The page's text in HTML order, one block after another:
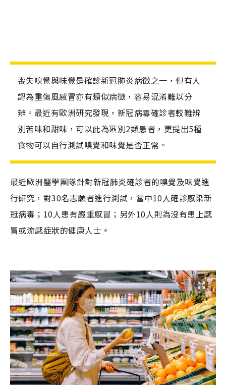
喪失嗅覺與味覺是確診新冠肺炎病徵之一，但有人
認為重傷風感冒亦有類似病徵，容易混淆難以分
辨。最近有歐洲研究發現，新冠病毒確診者較難辨
別苦味和甜味，可以此為區別2類患者，更提出5種
食物可以自行測試嗅覺和味覺是否正常。
最近歐洲醫學團隊針對新冠肺炎確診者的嗅覺及味覺進
行研究， 對30名志願者進行測試， 當中10人確診感染新
冠病毒； 10人患有嚴重感冒；另外10人則為沒有患上感
冒或流感症狀的健康人士。